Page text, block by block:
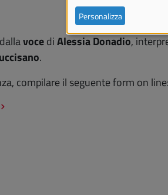
vocediAlessia Donadio,
.
compilare il seguente form on line:
Personalizza